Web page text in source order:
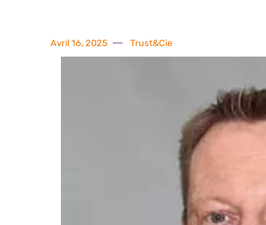
Avril 16, 2025 Trust&Cie